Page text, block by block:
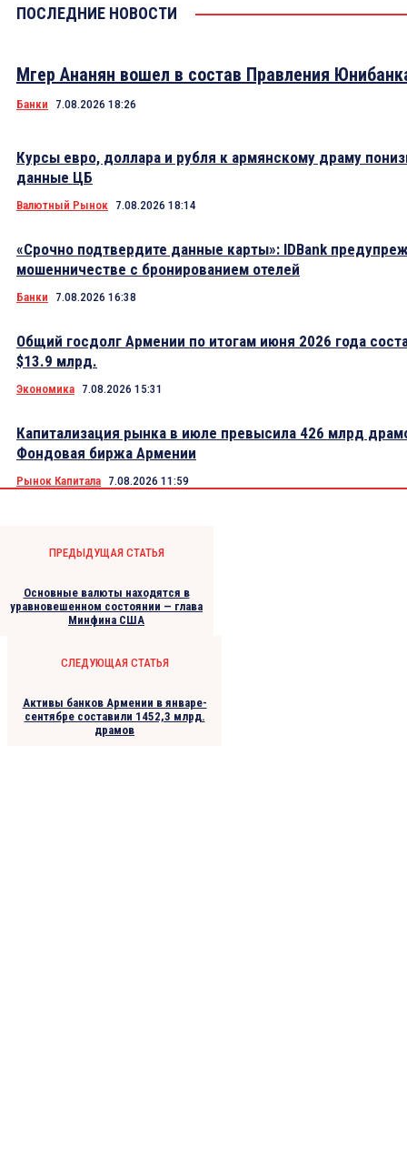
ПОСЛЕДНИЕ НОВОСТИ
Мгер Ананян вошел в состав Правления
Банки 7.08.2026 18:26
Курсы евро, доллара и рубля к армянскому драму
данные ЦБ
Валютный Рынок 7.08.2026 18:14
«Срочно подтвердите данные карты»: IDBank
мошенничестве с бронированием отелей
Банки 7.08.2026 16:38
Общий госдолг Армении по итогам июня 2026 года
$13.9 млрд.
Экономика 7.08.2026 15:31
Капитализация рынка в июле превысила 426 млрд
Фондовая биржа Армении
Рынок Капитала 7.08.2026 11:59
ПРЕДЫДУЩАЯ СТАТЬЯ
Основные валюты находятся в
уравновешенном состоянии — глава
Минфина США
СЛЕДУЮЩАЯ СТАТЬЯ
Активы банков Армении в январе-
сентябре составили 1452,3 млрд.
драмов